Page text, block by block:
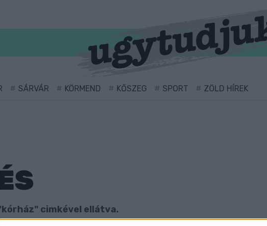
SÁRVÁR KÖRMEND KŐSZEG SPORT ZÖLD HÍREK
cimkével ellátva.